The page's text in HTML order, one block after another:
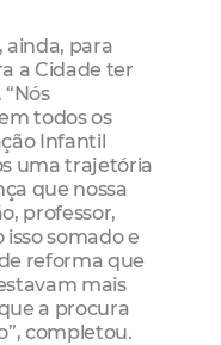
ainda, para
a Cidade ter
todos os
Infantil
uma trajetória
que nossa
professor,
somado e
reforma que
mais
a procura
completou.